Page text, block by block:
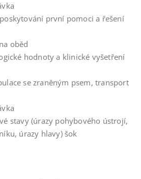
první pomoci a řešení
oběd
hodnoty a klinické vyšetření
se zraněným psem, transport
stavy (úrazy pohybového ústrojí,
úrazy hlavy) šok